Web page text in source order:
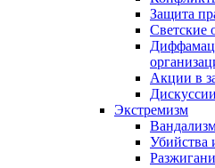
Защита
Светские
Акции в
Экстремизм
Убийства